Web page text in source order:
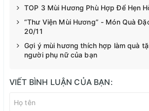
TOP 3 Mùi Hương Phù Hợp Để Hẹn
“Thư Viện Mùi Hương” - Món Quà
20/11
Gợi ý mùi hương thích hợp làm quà
người phụ nữ của bạn
VIẾT BÌNH LUẬN CỦA BẠN: